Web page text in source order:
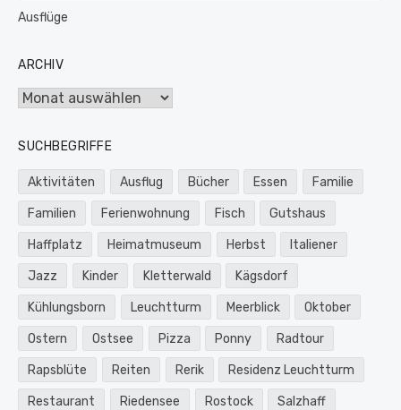
Ausflüge
ARCHIV
Archiv
SUCHBEGRIFFE
Aktivitäten Ausflug Bücher Essen Familie
Familien Ferienwohnung Fisch Gutshaus
Haffplatz Heimatmuseum Herbst Italiener
Jazz Kinder Kletterwald Kägsdorf
Kühlungsborn Leuchtturm Meerblick Oktober
Ostern Ostsee Pizza Ponny Radtour
Rapsblüte Reiten Rerik Residenz Leuchtturm
Restaurant Riedensee Rostock Salzhaff